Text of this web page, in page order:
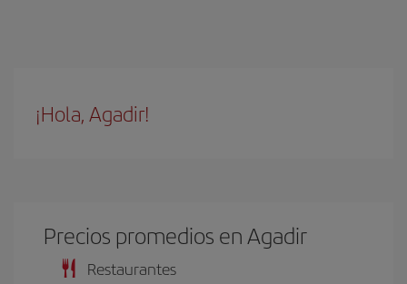
¡Hola, Agadir!
Precios promedios en Agadir
Restaurantes